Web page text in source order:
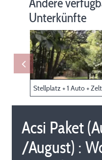
Unterkünfte
Acsi Paket
/August) :